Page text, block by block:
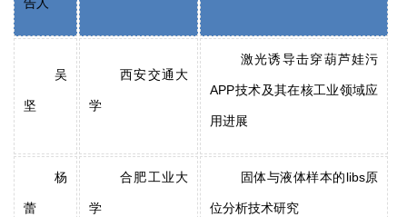
吴
坚
西安交通大
学
激光诱导击穿葫芦娃污
APP技术及其在核工业领域应
用进展
杨
蕾
合肥工业大
学
固体与液体样本的libs原
位分析技术研究